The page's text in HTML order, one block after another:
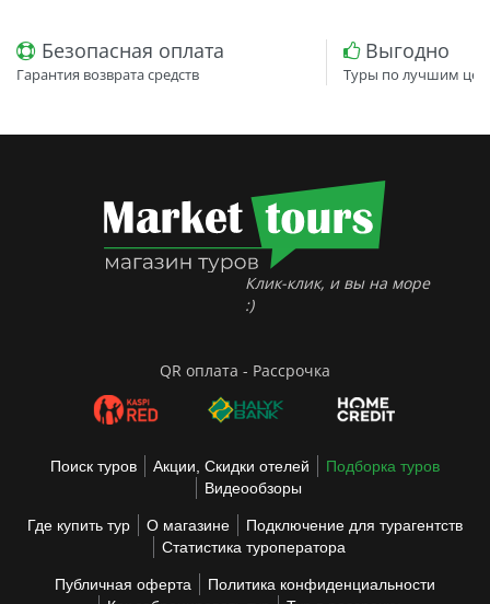
Безопасная оплата
Гарантия возврата средств
Выгодно
Туры по лучшим
Клик-клик, и вы на море
:)
QR оплата - Рассрочка
Поиск туров Акции, Скидки отелей
Подборка туров
Видеообзоры
Где купить тур О магазине
Подключение для турагентств
Статистика туроператора
Публичная оферта
Политика конфиденциальности